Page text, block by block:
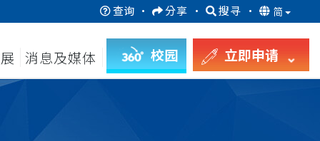
查询 · 分享 · 搜寻 · 简
消息及媒体 校园 立即申请